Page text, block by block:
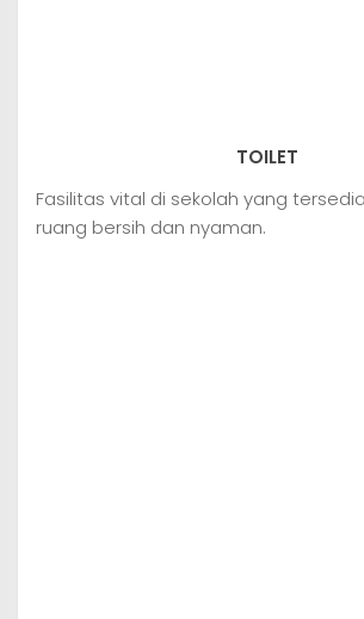
TOILET
Fasilitas vital di sekolah yang
ruang bersih dan nyaman.